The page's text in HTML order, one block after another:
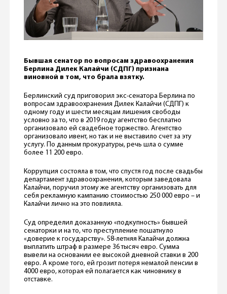
Бывшая сенатор по вопросам здравоохранения
Берлина Дилек Калайчи (СДПГ) признана
виновной в том, что брала взятку.
Берлинский суд приговорил экс-сенатора Берлина по
вопросам здравоохранения Дилек Калайчи (СДПГ) к
одному году и шести месяцам лишения свободы
условно за то, что в 2019 году агентство бесплатно
организовало ей свадебное торжество. Агентство
организовало ивент, но так и не выставило счет за эту
услугу. По данным прокуратуры, речь шла о сумме
более 11 200 евро.
Коррупция состояла в том, что спустя год после свадьбы
департамент здравоохранения, которым заведовала
Калайчи, поручил этому же агентству организовать для
себя рекламную кампанию стоимостью 250 000 евро – и
Калайчи лично на это повлияла.
Суд определил доказанную «подкупность» бывшей
сенаторки и на то, что преступление пошатнуло
«доверие к государству». 58-летняя Калайчи должна
выплатить штраф в размере 36 тысяч евро. Сумма
вывели на основании ее высокой дневной ставки в 200
евро. А кроме того, ей грозит потеря немалой пенсии в
4000 евро, которая ей полагается как чиновнику в
отставке.